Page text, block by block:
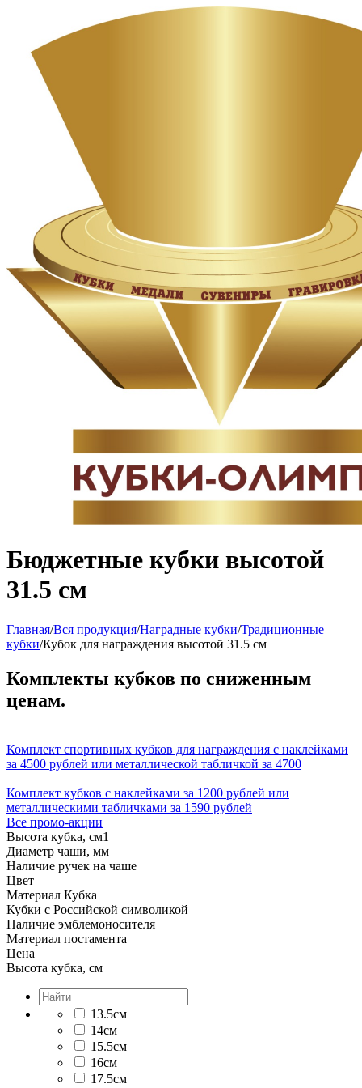
Бюджетные кубки высотой
31.5 см
Главная/Вся продукция/Наградные кубки/Традиционные
кубки/Кубок для награждения высотой 31.5 см
Комплекты кубков по сниженным
ценам.
Комплект спортивных кубков для награждения с наклейками
за 4500 рублей или металлической табличкой за 4700
Комплект кубков с наклейками за 1200 рублей или
металлическими табличками за 1590 рублей
Все промо-акции
Высота кубка, см1
Диаметр чаши, мм
Наличие ручек на чаше
Цвет
Материал Кубка
Кубки с Российской символикой
Наличие эмблемоносителя
Материал постамента
Цена
Высота кубка, см
13.5см
14см
15.5см
16см
17.5см